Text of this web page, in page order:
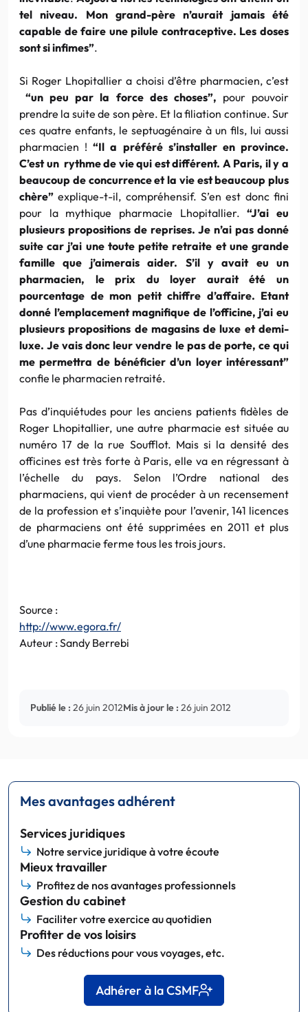
tel niveau. Mon grand-père n’aurait jamais été
capable de faire une pilule contraceptive. Les doses
sont si infimes”.
Si Roger Lhopitallier a choisi d’être pharmacien, c’est
“un peu par la force des choses”, pour pouvoir
prendre la suite de son père. Et la filiation continue. Sur
ces quatre enfants, le septuagénaire à un fils, lui aussi
pharmacien !“Il a préféré s’installer en province.
C’est un rythme de vie qui est différent. A Paris, il y a
beaucoup de concurrence et la vie est beaucoup plus
chère” explique-t-il, compréhensif. S’en est donc fini
pour la mythique pharmacie Lhopitallier.“J’ai eu
plusieurs propositions de reprises. Je n’ai pas donné
suite car j’ai une toute petite retraite et une grande
famille que j’aimerais aider. S’il y avait eu un
pharmacien, le prix du loyer aurait été un
pourcentage de mon petit chiffre d’affaire. Etant
donné l’emplacement magnifique de l’officine, j’ai eu
plusieurs propositions de magasins de luxe et demi-
luxe. Je vais donc leur vendre le pas de porte, ce qui
me permettra de bénéficier d’un loyer intéressant”
confie le pharmacien retraité.
Pas d’inquiétudes pour les anciens patients fidèles de
Roger Lhopitallier, une autre pharmacie est située au
numéro 17 de la rue Soufflot. Mais si la densité des
officines est très forte à Paris, elle va en régressant à
l’échelle du pays. Selon l’Ordre national des
pharmaciens, qui vient de procéder à un recensement
de la profession et s’inquiète pour l’avenir, 141 licences
de pharmaciens ont été supprimées en 2011 et plus
d’une pharmacie ferme tous les trois jours.
Source :
http://www.egora.fr/
Auteur : Sandy Berrebi
Publié le : 26 juin 2012Mis à jour le : 26 juin 2012
Mes avantages adhérent
Services juridiques
Notre service juridique à votre écoute
Mieux travailler
Profitez de nos avantages professionnels
Gestion du cabinet
Faciliter votre exercice au quotidien
Profiter de vos loisirs
Des réductions pour vous voyages, etc.
Adhérer à la CSMF